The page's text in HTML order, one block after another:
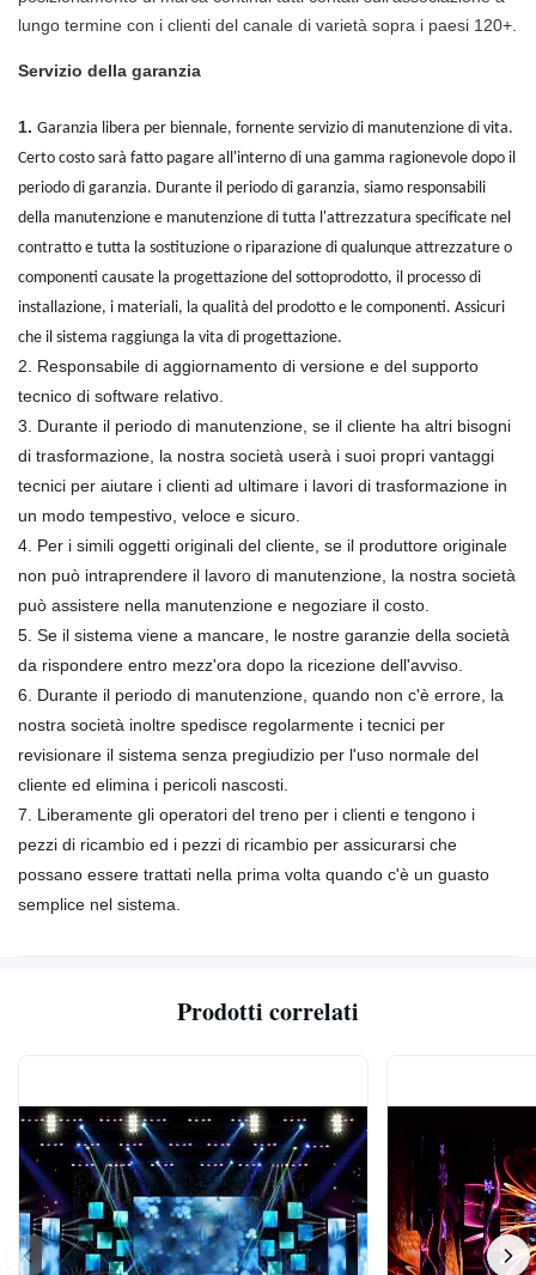
lungo termine con i clienti del canale di varietà sopra i paesi 120+.
Servizio della garanzia
1. Garanzia libera per biennale, fornente servizio di manutenzione di vita.
Certo costo sarà fatto pagare all'interno di una gamma ragionevole dopo il
periodo di garanzia. Durante il periodo di garanzia, siamo responsabili
della manutenzione e manutenzione di tutta l'attrezzatura specificate nel
contratto e tutta la sostituzione o riparazione di qualunque attrezzature o
componenti causate la progettazione del sottoprodotto, il processo di
installazione, i materiali, la qualità del prodotto e le componenti. Assicuri
che il sistema raggiunga la vita di progettazione.
2. Responsabile di aggiornamento di versione e del supporto
tecnico di software relativo.
3. Durante il periodo di manutenzione, se il cliente ha altri bisogni
di trasformazione, la nostra società userà i suoi propri vantaggi
tecnici per aiutare i clienti ad ultimare i lavori di trasformazione in
un modo tempestivo, veloce e sicuro.
4. Per i simili oggetti originali del cliente, se il produttore originale
non può intraprendere il lavoro di manutenzione, la nostra società
può assistere nella manutenzione e negoziare il costo.
5. Se il sistema viene a mancare, le nostre garanzie della società
da rispondere entro mezz'ora dopo la ricezione dell'avviso.
6. Durante il periodo di manutenzione, quando non c'è errore, la
nostra società inoltre spedisce regolarmente i tecnici per
revisionare il sistema senza pregiudizio per l'uso normale del
cliente ed elimina i pericoli nascosti.
7. Liberamente gli operatori del treno per i clienti e tengono i
pezzi di ricambio ed i pezzi di ricambio per assicurarsi che
possano essere trattati nella prima volta quando c'è un guasto
semplice nel sistema.
Prodotti correlati